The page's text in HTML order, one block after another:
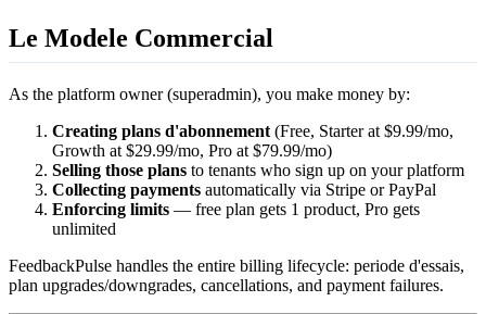
Le Modele Commercial
As the platform owner (superadmin), you make money by:
Creating plans d'abonnement (Free, Starter at $9.99/mo,
Growth at $29.99/mo, Pro at $79.99/mo)
Selling those plans to tenants who sign up on your platform
Collecting payments automatically via Stripe or PayPal
Enforcing limits — free plan gets 1 product, Pro gets
unlimited
FeedbackPulse handles the entire billing lifecycle: periode d'essais,
plan upgrades/downgrades, cancellations, and payment failures.